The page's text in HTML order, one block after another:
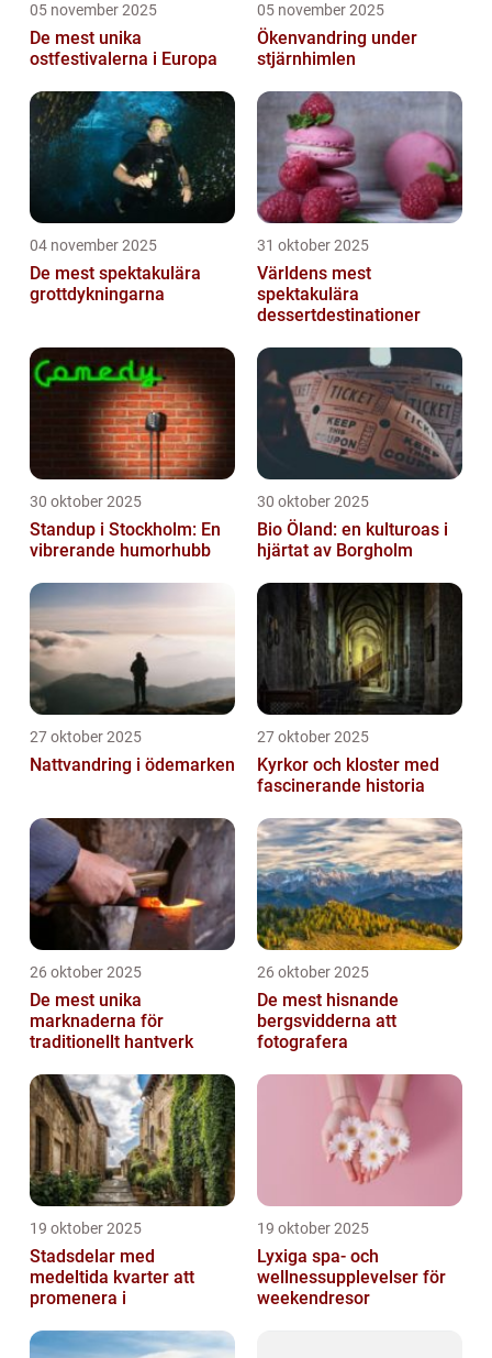
05 november 2025
De mest unika
ostfestivalerna i Europa
05 november 2025
Ökenvandring under
stjärnhimlen
04 november 2025
De mest spektakulära
grottdykningarna
31 oktober 2025
Världens mest
spektakulära
dessertdestinationer
30 oktober 2025
Standup i Stockholm: En
vibrerande humorhubb
30 oktober 2025
Bio Öland: en kulturoas i
hjärtat av Borgholm
27 oktober 2025
Nattvandring i ödemarken
27 oktober 2025
Kyrkor och kloster med
fascinerande historia
26 oktober 2025
De mest unika
marknaderna för
traditionellt hantverk
26 oktober 2025
De mest hisnande
bergsvidderna att
fotografera
19 oktober 2025
Stadsdelar med
medeltida kvarter att
promenera i
19 oktober 2025
Lyxiga spa- och
wellnessupplevelser för
weekendresor